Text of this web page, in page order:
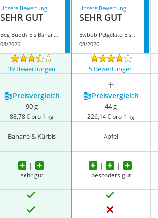
Unsere Bewertung
SEHR GUT
Beg Buddy Eis Banane & Kürbis
08/2026
Unsere Bewertung
SEHR GUT
Ewbob Petgelato Eismischung
08/2026
39 Bewertungen 5 Bewertungen
mehr anzeigen
Preis­vergleich Preis­vergleich
90 g
88,78 € pro 1 kg
44 g
226,14 € pro 1 kg
Banane & Kürbis Apfel
sehr gut besonders gut